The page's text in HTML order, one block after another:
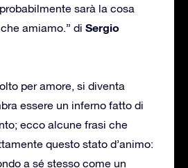
sarà la cosa
amiamo.” di Sergio
per amore, si diventa
essere un inferno fatto di
ecco alcune frasi che
questo stato d’animo:
a sé stesso come un